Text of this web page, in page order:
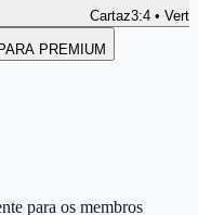
Cartaz3:4 •
PREMIUM
para os membros